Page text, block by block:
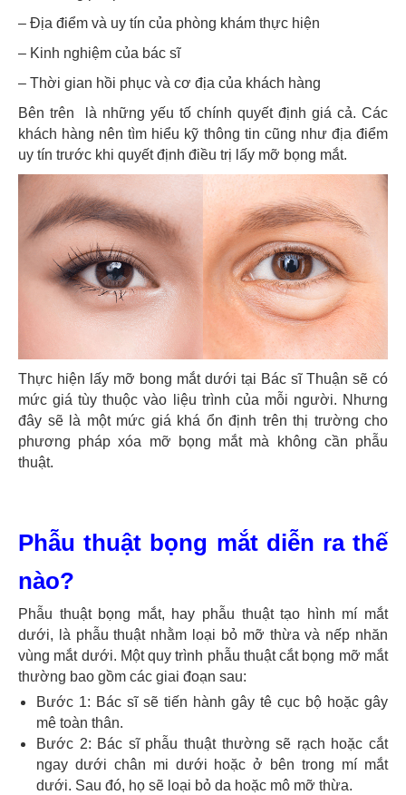
– Địa điểm và uy tín của phòng khám thực hiện
– Kinh nghiệm của bác sĩ
– Thời gian hồi phục và cơ địa của khách hàng
Bên trên là những yếu tố chính quyết định giá cả. Các
khách hàng nên tìm hiểu kỹ thông tin cũng như địa điểm
uy tín trước khi quyết định điều trị lấy mỡ bọng mắt.
Thực hiện lấy mỡ bong mắt dưới tại Bác sĩ Thuận sẽ có
mức giá tùy thuộc vào liệu trình của mỗi người. Nhưng
đây sẽ là một mức giá khá ổn định trên thị trường cho
phương pháp xóa mỡ bọng mắt mà không cần phẫu
thuật.
Phẫu thuật bọng mắt diễn ra thế
nào?
Phẫu thuật bọng mắt, hay phẫu thuật tạo hình mí mắt
dưới, là phẫu thuật nhằm loại bỏ mỡ thừa và nếp nhăn
vùng mắt dưới. Một quy trình phẫu thuật cắt bọng mỡ mắt
thường bao gồm các giai đoạn sau:
Bước 1: Bác sĩ sẽ tiến hành gây tê cục bộ hoặc gây
mê toàn thân.
Bước 2: Bác sĩ phẫu thuật thường sẽ rạch hoặc cắt
ngay dưới chân mi dưới hoặc ở bên trong mí mắt
dưới. Sau đó, họ sẽ loại bỏ da hoặc mô mỡ thừa.